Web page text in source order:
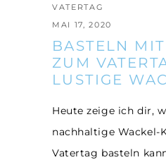
VATERTAG
MAI 17, 2020
BASTELN
ZUM
LUSTIGE
Heute zeige ich dir,
nachhaltige Wackel-
Vatertag basteln